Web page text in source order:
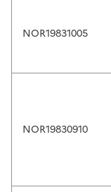
NOR19831005
NOR19830910